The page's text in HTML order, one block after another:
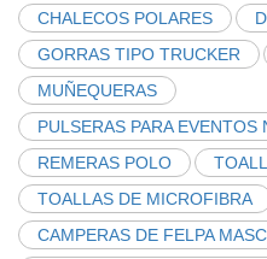
CHALECOS POLARES
GORRAS TIPO TRUCKER
MUÑEQUERAS
PULSERAS PARA EVENTOS
REMERAS POLO
TOALLAS DE MICROFIBRA
CAMPERAS DE FELPA